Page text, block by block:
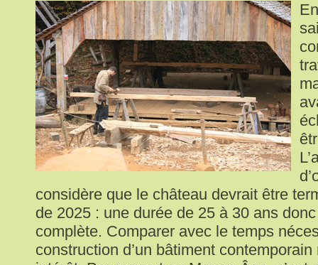
considère que le château devrait être
de 2025 : une durée de 25 à 30 ans
complète. Comparer avec le temps
construction d’un bâtiment